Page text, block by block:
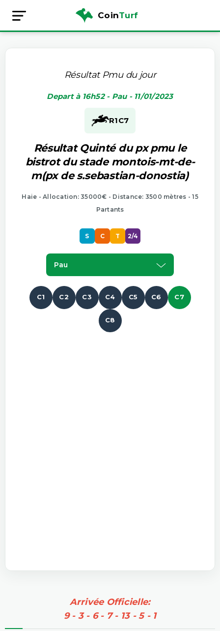
CoinTurf
Résultat Pmu du jour
Depart à 16h52 - Pau - 11/01/2023
R1C7
Résultat Quinté du px pmu le
bistrot du stade montois-mt-de-
m(px de s.sebastian-donostia)
Haie - Allocation: 35000€ - Distance: 3500 mètres - 15
Partants
S C T 2/4
Pau
C1 C2 C3 C4 C5 C6 C7
C8
Arrivée Officielle:
9 - 3 - 6 - 7 - 13 - 5 - 1